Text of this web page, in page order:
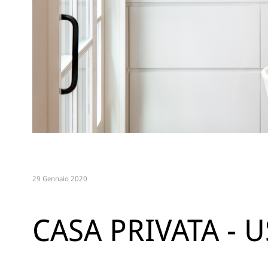
29 Gennaio 2020
CASA PRIVATA -